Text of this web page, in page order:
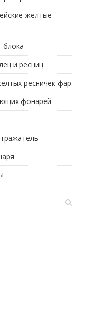
жёлтые
блока
и ресниц
ресничек фар
фонарей